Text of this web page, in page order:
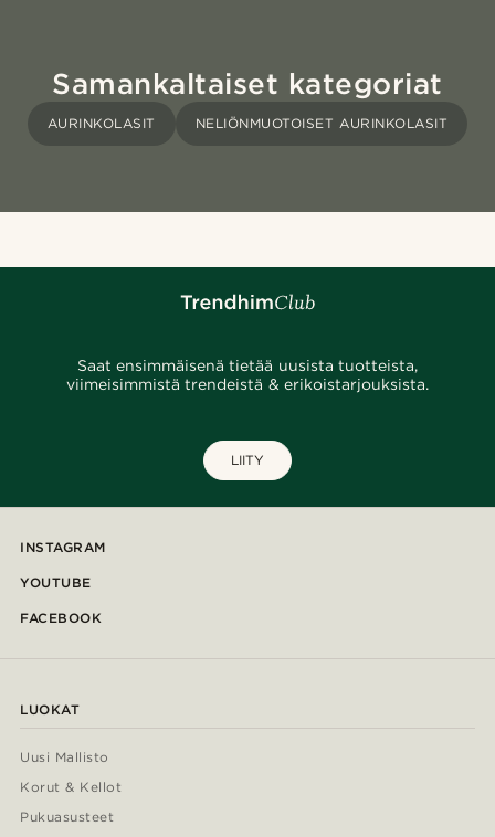
Samankaltaiset kategoriat
AURINKOLASIT NELIÖNMUOTOISET AURINKOLASIT
Saat ensimmäisenä tietää uusista tuotteista,
viimeisimmistä trendeistä & erikoistarjouksista.
LIITY
INSTAGRAM
YOUTUBE
FACEBOOK
LUOKAT
Uusi Mallisto
Korut & Kellot
Pukuasusteet